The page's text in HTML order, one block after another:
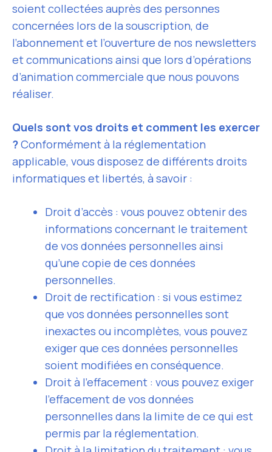
soient collectées auprès des personnes
concernées lors de la souscription, de
l’abonnement et l’ouverture de nos newsletters
et communications ainsi que lors d’opérations
d’animation commerciale que nous pouvons
réaliser.
Quels sont vos droits et comment les exercer
?Conformément à la réglementation
applicable, vous disposez de différents droits
informatiques et libertés, à savoir :
Droit d’accès : vous pouvez obtenir des
informations concernant le traitement
de vos données personnelles ainsi
qu’une copie de ces données
personnelles.
Droit de rectification : si vous estimez
que vos données personnelles sont
inexactes ou incomplètes, vous pouvez
exiger que ces données personnelles
soient modifiées en conséquence.
Droit à l’effacement : vous pouvez exiger
l’effacement de vos données
personnelles dans la limite de ce qui est
permis par la réglementation.